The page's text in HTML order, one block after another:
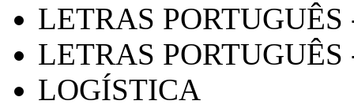
LETRAS
LETRAS PORTUGUÊS
LOGÍSTICA